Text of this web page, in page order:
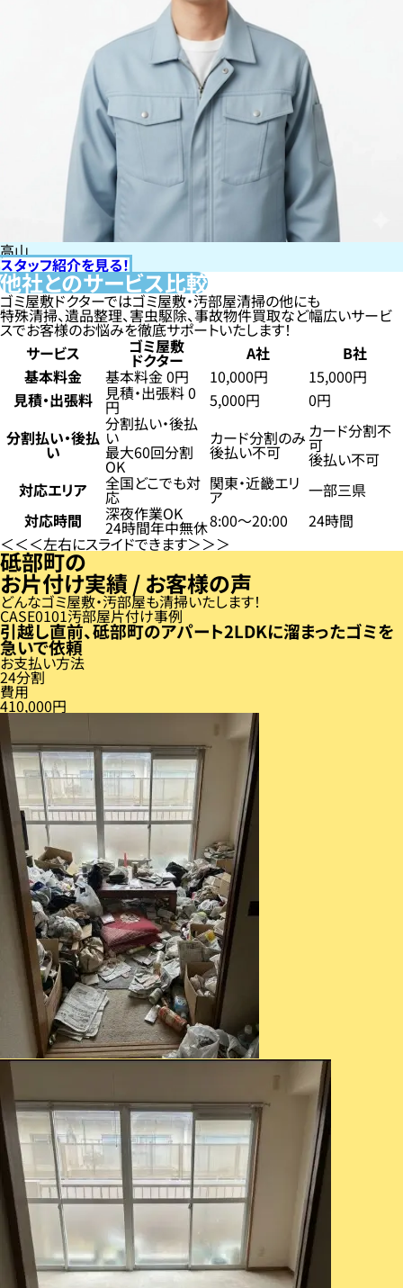
高山
スタッフ紹介を見る！
他社とのサービス比較
ゴミ屋敷ドクターではゴミ屋敷・汚部屋清掃の他にも
特殊清掃、遺品整理、害虫駆除、事故物件買取など幅広いサービ
スでお客様のお悩みを徹底サポートいたします！
サービス
ゴミ屋敷
ドクター A社
B社
基本料金
基本料金 0円 10,000円
15,000円
見積・出張料
見積・出張料 0
円 5,000円
0円
分割払い・後払
い
分割払い・後払
い
最大60回分割
OK
カード分割のみ
後払い不可
カード分割不
可
後払い不可
対応エリア
全国どこでも対
応
関東・近畿エリ
ア
一部三県
対応時間
深夜作業OK
24時間年中無休8:00〜20:00
24時間
左右にスライドできます
砥部町の
お片付け実績 / お客様の声
どんなゴミ屋敷・汚部屋も清掃いたします！
CASE 01汚部屋片付け事例
引越し直前、砥部町のアパート2LDKに溜まったゴミを
急いで依頼
お支払い方法
24分割
費用
410,000円